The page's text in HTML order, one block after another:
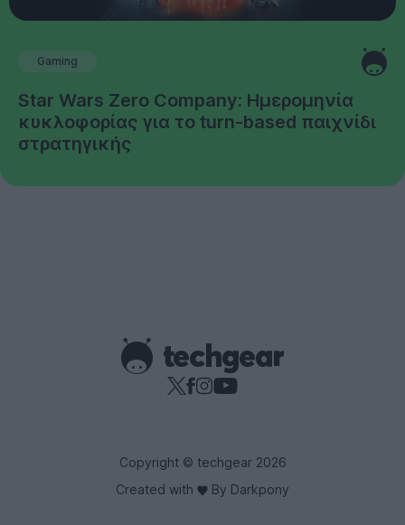
Gaming
Star Wars Zero Company: Ημερομηνία
κυκλοφορίας για το turn-based παιχνίδι
στρατηγικής
Copyright © techgear 2026
Created with
By Darkpony